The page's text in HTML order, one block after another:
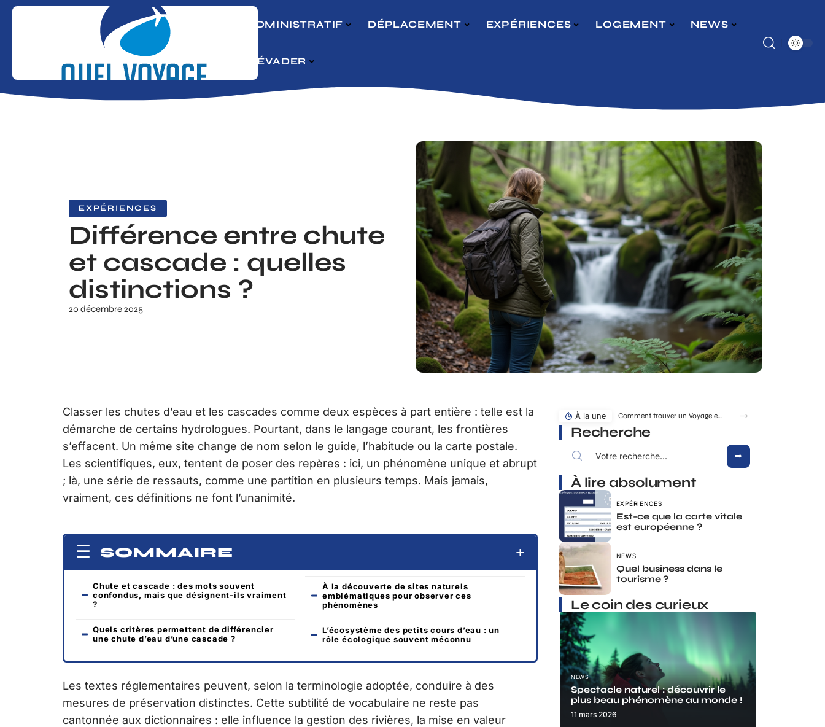
ADMINISTRATIF DÉPLACEMENT EXPÉRIENCES LOGEMENT NEWS
S’ÉVADER
EXPÉRIENCES
Différence entre chute
et cascade : quelles
distinctions ?
20 décembre 2025
Classer les chutes d’eau et les cascades comme deux espèces à part entière : telle est la
démarche de certains hydrologues. Pourtant, dans le langage courant, les frontières
s’effacent. Un même site change de nom selon le guide, l’habitude ou la carte postale.
Les scientifiques, eux, tentent de poser des repères : ici, un phénomène unique et abrupt
; là, une série de ressauts, comme une partition en plusieurs temps. Mais jamais,
vraiment, ces définitions ne font l’unanimité.
SOMMAIRE
Chute et cascade : des mots souvent
confondus, mais que désignent-ils vraiment
?
Quels critères permettent de différencier
une chute d’eau d’une cascade ?
À la découverte de sites naturels
emblématiques pour observer ces
phénomènes
L’écosystème des petits cours d’eau : un
rôle écologique souvent méconnu
Les textes réglementaires peuvent, selon la terminologie adoptée, conduire à des
mesures de préservation distinctes. Cette subtilité de vocabulaire ne reste pas
cantonnée aux dictionnaires : elle influence la gestion des rivières, la mise en valeur
À la une Comment trouver un Voyage en famille pas cher à l’étranger en dernière minute ?
Recherche
À lire absolument
EXPÉRIENCES
Est-ce que la carte vitale
est européenne ?
NEWS
Quel business dans le
tourisme ?
Le coin des curieux
NEWS
Spectacle naturel : découvrir le
plus beau phénomène au monde !
11 mars 2026